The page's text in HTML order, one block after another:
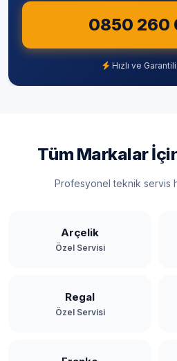
0850 260
Hızlı ve
Tüm Markalar
Profesyonel teknik servis
Arçelik
Özel Servisi
Regal
Özel Servisi